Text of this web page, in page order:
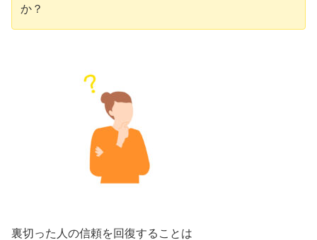
か？
裏切った人の信頼を回復することは